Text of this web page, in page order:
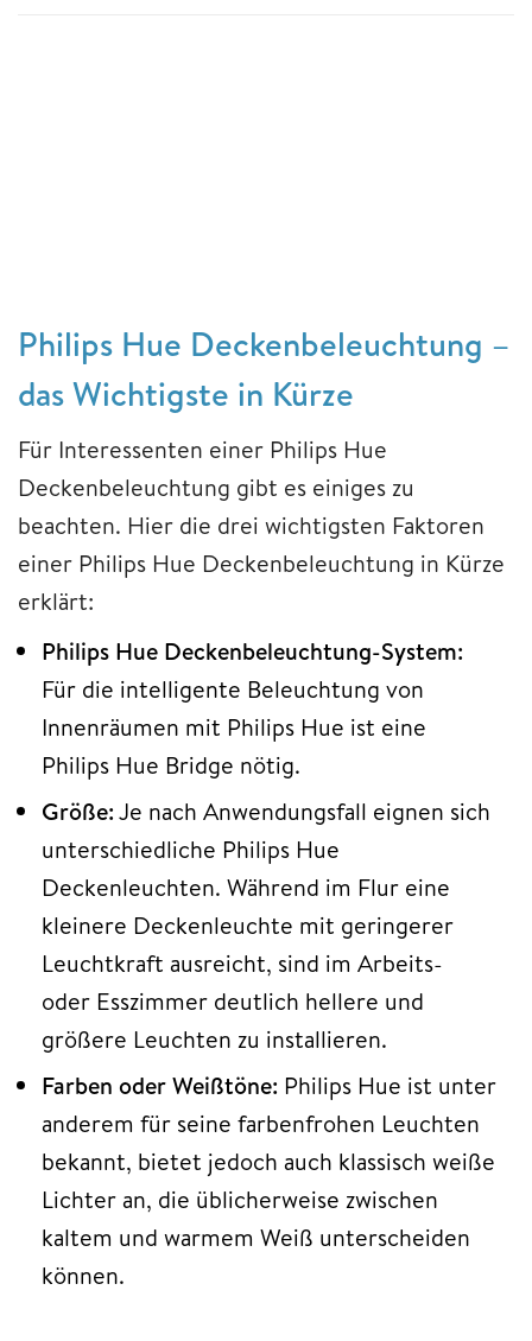
Philips Hue Deckenbeleuchtung –
das Wichtigste in Kürze
Für Interessenten einer Philips Hue
Deckenbeleuchtung gibt es einiges zu
beachten. Hier die drei wichtigsten Faktoren
einer Philips Hue Deckenbeleuchtung in Kürze
erklärt:
Philips Hue Deckenbeleuchtung-System:
Für die intelligente Beleuchtung von
Innenräumen mit Philips Hue ist eine
Philips Hue Bridge nötig.
Größe:Je nach Anwendungsfall eignen sich
unterschiedliche Philips Hue
Deckenleuchten. Während im Flur eine
kleinere Deckenleuchte mit geringerer
Leuchtkraft ausreicht, sind im Arbeits-
oder Esszimmer deutlich hellere und
größere Leuchten zu installieren.
Farben oder Weißtöne: Philips Hue ist unter
anderem für seine farbenfrohen Leuchten
bekannt, bietet jedoch auch klassisch weiße
Lichter an, die üblicherweise zwischen
kaltem und warmem Weiß unterscheiden
können.